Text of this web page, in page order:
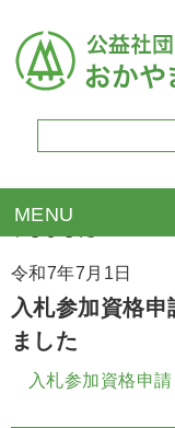
TOP>新着情報
令和7年7月1日
入札参加資格
ました
入札参加資格申